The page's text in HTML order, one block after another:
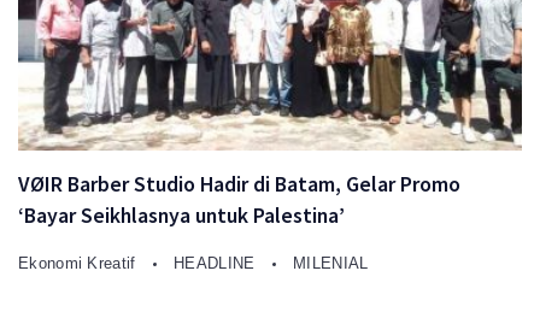
VØIR Barber Studio Hadir di Batam, Gelar Promo
‘Bayar Seikhlasnya untuk Palestina’
Ekonomi Kreatif HEADLINE MILENIAL